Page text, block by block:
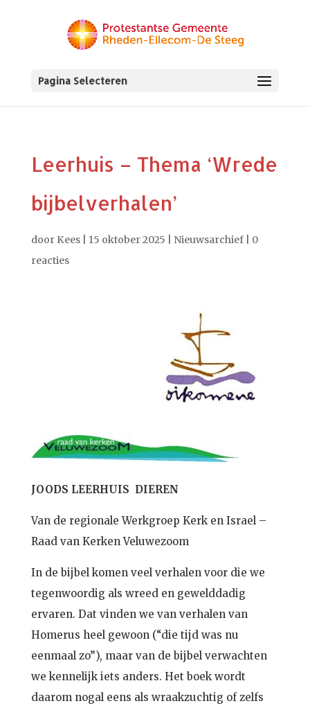
Pagina Selecteren
Leerhuis – Thema ‘Wrede
bijbelverhalen’
door Kees| 15 oktober 2025 Nieuwsarchief| 0
reacties
JOODS LEERHUIS DIEREN
Van de regionale Werkgroep Kerk en Israel –
Raad van Kerken Veluwezoom
In de bijbel komen veel verhalen voor die we
tegenwoordig als wreed en gewelddadig
ervaren. Dat vinden we van verhalen van
Homerus heel gewoon (“die tijd was nu
eenmaal zo”), maar van de bijbel verwachten
we kennelijk iets anders. Het boek wordt
daarom nogal eens als wraakzuchtig of zelfs